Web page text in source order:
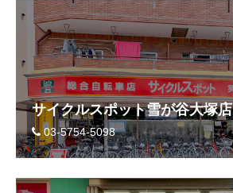
個人情報保護
サイクルスポット雪が谷大塚店
03-5754-5098